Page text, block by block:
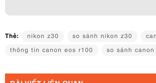
Thẻ: nikon z30 so sánh nikon z30
thông tin canon eos r100
so sánh